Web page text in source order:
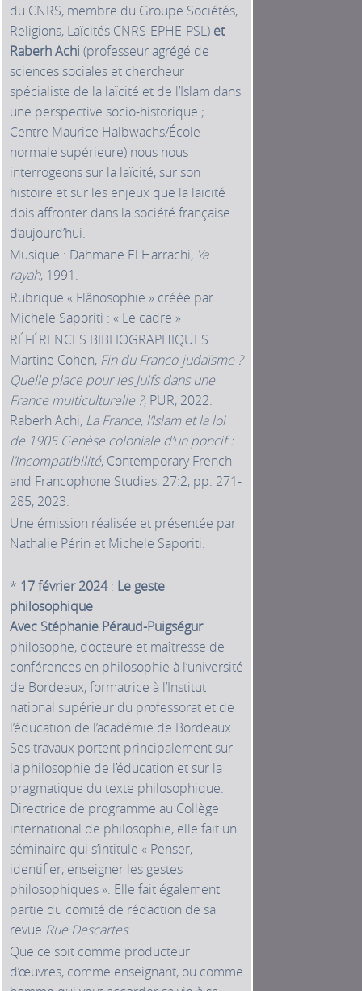
du CNRS, membre du Groupe Sociétés,
Religions, Laïcités CNRS-EPHE-PSL) et
Raberh Achi (professeur agrégé de
sciences sociales et chercheur
spécialiste de la laïcité et de l’Islam dans
une perspective socio-historique ;
Centre Maurice Halbwachs/École
normale supérieure) nous nous
interrogeons sur la laïcité, sur son
histoire et sur les enjeux que la laïcité
dois affronter dans la société française
d’aujourd’hui.
Musique : Dahmane El Harrachi, Ya
rayah, 1991.
Rubrique « Flânosophie » créée par
Michele Saporiti : « Le cadre »
RÉFÉRENCES BIBLIOGRAPHIQUES
Martine Cohen, Fin du Franco-judaïsme ?
Quelle place pour les Juifs dans une
France multiculturelle ?, PUR, 2022.
Raberh Achi, La France, l’Islam et la loi
de 1905 Genèse coloniale d’un poncif :
l’Incompatibilité, Contemporary French
and Francophone Studies, 27:2, pp. 271-
285, 2023.
Une émission réalisée et présentée par
Nathalie Périn et Michele Saporiti.
* 17 février 2024: Le geste
philosophique
Avec Stéphanie Péraud-Puigségur
philosophe, docteure et maîtresse de
conférences en philosophie à l’université
de Bordeaux, formatrice à l’Institut
national supérieur du professorat et de
l’éducation de l’académie de Bordeaux.
Ses travaux portent principalement sur
la philosophie de l’éducation et sur la
pragmatique du texte philosophique.
Directrice de programme au Collège
international de philosophie, elle fait un
séminaire qui s’intitule « Penser,
identifier, enseigner les gestes
philosophiques ». Elle fait également
partie du comité de rédaction de sa
revue Rue Descartes.
Que ce soit comme producteur
d’œuvres, comme enseignant, ou comme